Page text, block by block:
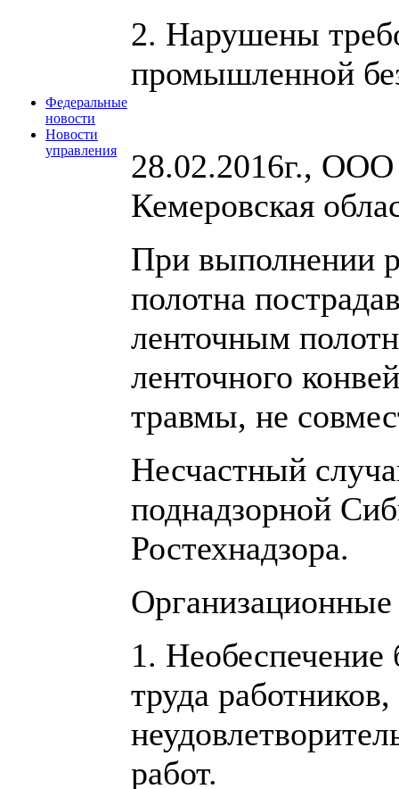
Федеральные
новости
Новости
управления
2. Нарушены
промышленной
28.02.2016г.,
Кемеровская
При выполнении
полотна
ленточным
ленточного
травмы, не
Несчастный
поднадзорной
Ростехнадзора.
1.
труда
работ.